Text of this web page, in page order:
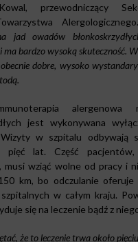
przewodniczący
jad owadów
ma bardzo wysoką skuteczność.
dobre, wysoko
jest wykonywana
Wizyty w szpitalu odbywają
pięć lat. Część
musi wziąć wolne od pracy i
km, bo odczulanie
w całym kraju.
się na leczenie bądź z
że to leczenie trwa około